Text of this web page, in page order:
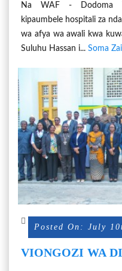
KWA HUDUMA
Na WAF - Dodoma
kipaumbele hospitali za
wa afya wa awali kwa
Suluhu Hassan i... Soma
Posted On: July
VIONGOZI WA